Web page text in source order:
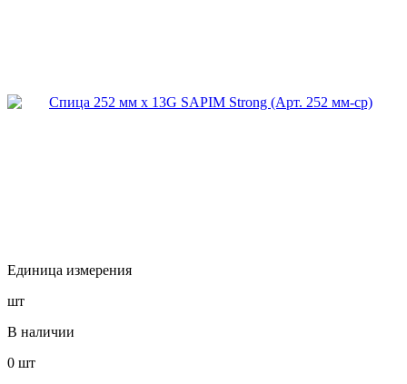
Единица измерения
шт
В наличии
0 шт